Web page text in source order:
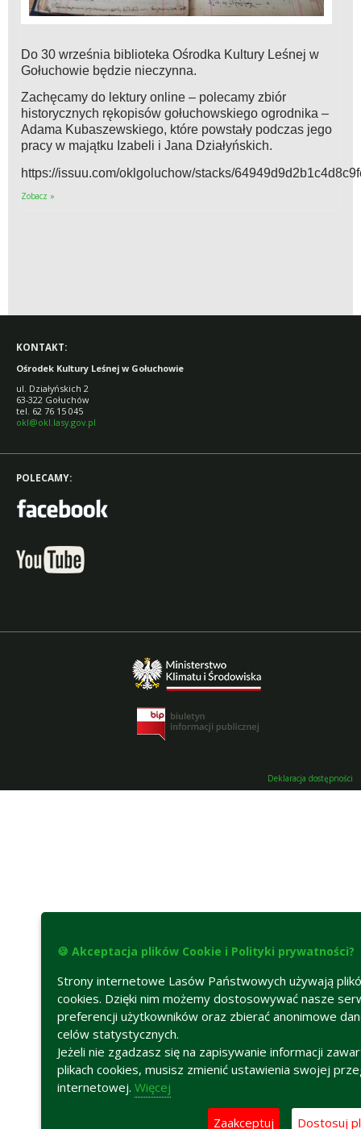
Do 30 września biblioteka Ośrodka Kultury Leśnej w
Gołuchowie będzie nieczynna.
Zachęcamy do lektury online – polecamy zbiór
historycznych rękopisów gołuchowskiego ogrodnika –
Adama Kubaszewskiego, które powstały podczas jego
pracy w majątku Izabeli i Jana Działyńskich.
https://issuu.com/oklgoluchow/stacks/
Zobacz »
KONTAKT:
Ośrodek Kultury Leśnej w Gołuchowie
ul. Działyńskich 2
63-322 Gołuchów
tel. 62 76 15 045
okl@okl.lasy.gov.pl
POLECAMY:
Deklaracja dostępności
🍪 Akceptacja plików Cookie i Polityki prywatności?
Strony internetowe Lasów Państwowych używają
cookies. Dzięki nim możemy dostosowywać nasze
preferencji użytkowników oraz zbierać anonimowe
celów statystycznych.
Jeżeli nie zgadzasz się na zapisywanie informacji
plikach cookies, musisz zmienić ustawienia swojej
internetowej. Więcej
Zaakceptuj Dostosuj